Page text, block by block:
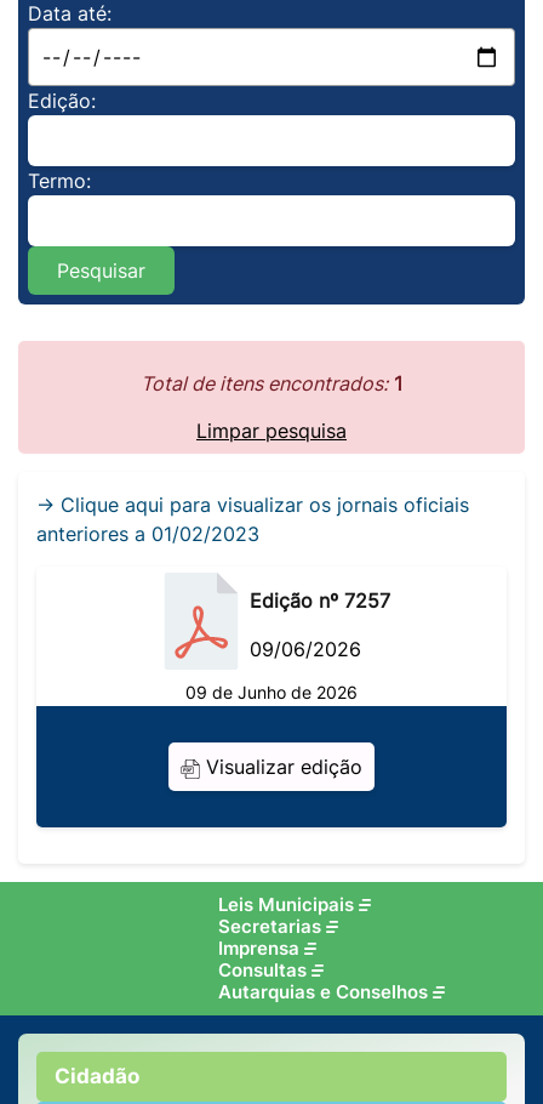
Data até:
Edição:
Termo:
Pesquisar
Total de itens encontrados: 1
Limpar pesquisa
→ Clique aqui para visualizar os jornais oficiais
anteriores a 01/02/2023
Edição nº 7257
09/06/2026
09 de Junho de 2026
Visualizar edição
Leis Municipais
Secretarias
Imprensa
Consultas
Autarquias e Conselhos
Cidadão